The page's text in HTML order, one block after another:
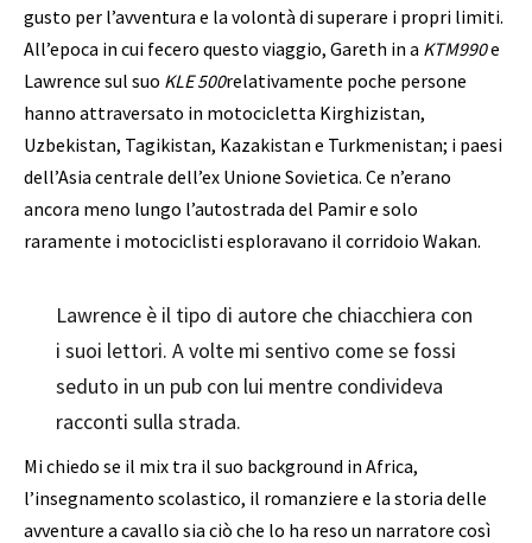
gusto per l’avventura e la volontà di superare i propri limiti.
All’epoca in cui fecero questo viaggio, Gareth in a KTM990e
Lawrence sul suo KLE 500relativamente poche persone
hanno attraversato in motocicletta Kirghizistan,
Uzbekistan, Tagikistan, Kazakistan e Turkmenistan; i paesi
dell’Asia centrale dell’ex Unione Sovietica. Ce n’erano
ancora meno lungo l’autostrada del Pamir e solo
raramente i motociclisti esploravano il corridoio Wakan.
Lawrence è il tipo di autore che chiacchiera con
i suoi lettori. A volte mi sentivo come se fossi
seduto in un pub con lui mentre condivideva
racconti sulla strada.
Mi chiedo se il mix tra il suo background in Africa,
l’insegnamento scolastico, il romanziere e la storia delle
avventure a cavallo sia ciò che lo ha reso un narratore così